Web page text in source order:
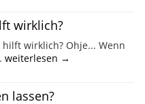
wirklich?
wirklich? Ohje... Wenn
weiterlesen →
lassen?